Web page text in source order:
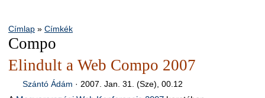
Címlap » Címkék
Compo
Elindult a Web Compo 2007
Szántó Ádám · 2007. Jan. 31. (Sze), 00.12